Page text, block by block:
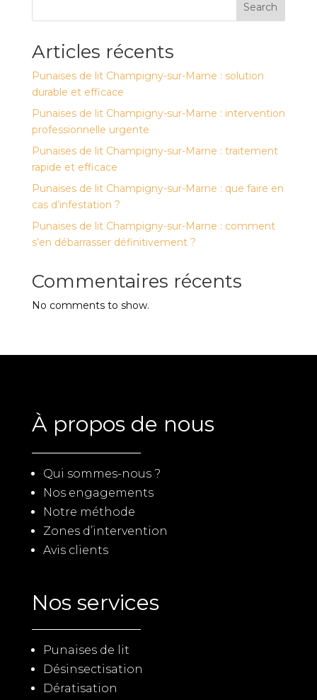
Search
Articles récents
Punaises de lit Champigny-sur-Marne : solution
durable et efficace
Punaises de lit Champigny-sur-Marne : intervention
professionnelle urgente
Punaises de lit Champigny-sur-Marne : traitement
rapide et efficace
Punaises de lit Champigny-sur-Marne : que faire en
cas d’infestation ?
Punaises de lit Champigny-sur-Marne : comment
s’en débarrasser définitivement ?
Commentaires récents
No comments to show.
À propos de nous
Qui sommes-nous ?
Nos engagements
Notre méthode
Zones d’intervention
Avis clients
Nos services
Punaises de lit
Désinsectisation
Dératisation